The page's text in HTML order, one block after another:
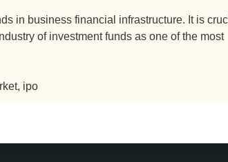
in business financial infrastructure. It is
of investment funds as one of the most
ipo